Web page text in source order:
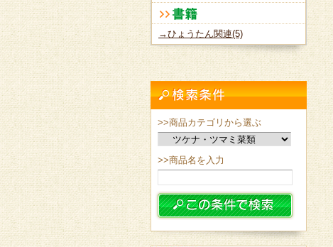
→ひょうたん関連(5)
>>商品カテゴリから選ぶ
>>商品名を入力